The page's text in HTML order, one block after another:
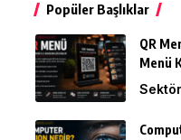
Popüler Başlıklar
QR
Menü